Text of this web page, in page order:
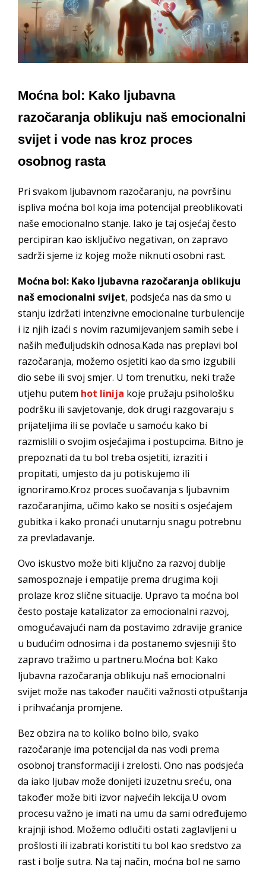
Moćna bol: Kako ljubavna
razočaranja oblikuju naš emocionalni
svijet i vode nas kroz proces
osobnog rasta
Pri svakom ljubavnom razočaranju, na površinu
ispliva moćna bol koja ima potencijal preoblikovati
naše emocionalno stanje. Iako je taj osjećaj često
percipiran kao isključivo negativan, on zapravo
sadrži sjeme iz kojeg može niknuti osobni rast.
Moćna bol: Kako ljubavna razočaranja oblikuju
naš emocionalni svijet, podsjeća nas da smo u
stanju izdržati intenzivne emocionalne turbulencije
i iz njih izaći s novim razumijevanjem samih sebe i
naših međuljudskih odnosa.Kada nas preplavi bol
razočaranja, možemo osjetiti kao da smo izgubili
dio sebe ili svoj smjer. U tom trenutku, neki traže
utjehu putem hot linija koje pružaju psihološku
podršku ili savjetovanje, dok drugi razgovaraju s
prijateljima ili se povlače u samoću kako bi
razmislili o svojim osjećajima i postupcima. Bitno je
prepoznati da tu bol treba osjetiti, izraziti i
propitati, umjesto da ju potiskujemo ili
ignoriramo.Kroz proces suočavanja s ljubavnim
razočaranjima, učimo kako se nositi s osjećajem
gubitka i kako pronaći unutarnju snagu potrebnu
za prevladavanje.
Ovo iskustvo može biti ključno za razvoj dublje
samospoznaje i empatije prema drugima koji
prolaze kroz slične situacije. Upravo ta moćna bol
često postaje katalizator za emocionalni razvoj,
omogućavajući nam da postavimo zdravije granice
u budućim odnosima i da postanemo svjesniji što
zapravo tražimo u partneru.Moćna bol: Kako
ljubavna razočaranja oblikuju naš emocionalni
svijet može nas također naučiti važnosti otpuštanja
i prihvaćanja promjene.
Bez obzira na to koliko bolno bilo, svako
razočaranje ima potencijal da nas vodi prema
osobnoj transformaciji i zrelosti. Ono nas podsjeća
da iako ljubav može donijeti izuzetnu sreću, ona
također može biti izvor najvećih lekcija.U ovom
procesu važno je imati na umu da sami određujemo
krajnji ishod. Možemo odlučiti ostati zaglavljeni u
prošlosti ili izabrati koristiti tu bol kao sredstvo za
rast i bolje sutra. Na taj način, moćna bol ne samo